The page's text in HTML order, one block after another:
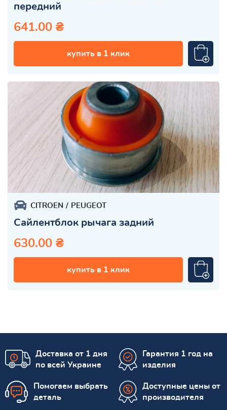
передний
641.00 ₴
купить в 1 клик
CITROEN PEUGEOT
Сайлентблок рычага задний
630.00 ₴
купить в 1 клик
Доставка от 1 дня
по всей Украине
Гарантия 1 год на
изделия
Помогаем выбрать
деталь
Доступные цены от
производителя